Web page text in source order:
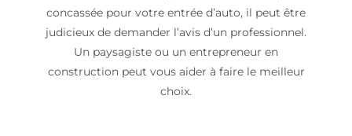
concassée pour votre entrée d’auto, il peut être
judicieux de demander l’avis d’un professionnel.
Un paysagiste ou un entrepreneur en
construction peut vous aider à faire le meilleur
choix.